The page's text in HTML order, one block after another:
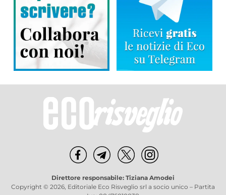
Direttore responsabile: Tiziana Amodei
Copyright © 2026, Editoriale Eco Risveglio srl a socio unico – Partita